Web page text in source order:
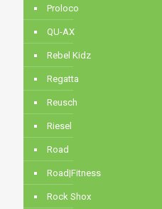
Proloco
QU-AX
Rebel Kidz
Regatta
Reusch
Riesel
Road
Road|Fitness
Rock Shox